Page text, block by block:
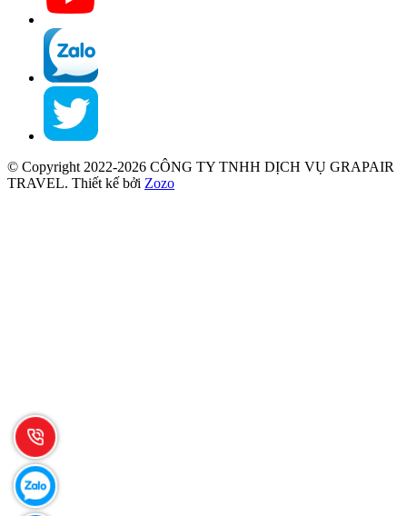
© Copyright 2022-2026 CÔNG TY TNHH DỊCH VỤ GRAPAIR
TRAVEL. Thiết kế bởi Zozo